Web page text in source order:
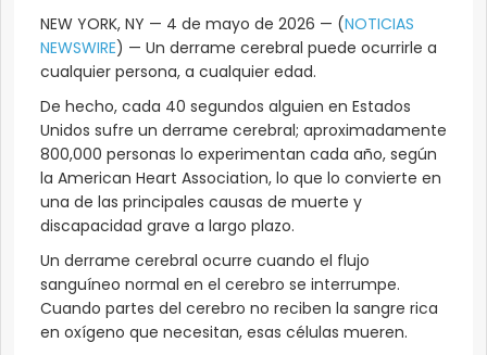
NEW YORK, NY — 4 de mayo de 2026 — (NOTICIAS
NEWSWIRE) — Un derrame cerebral puede ocurrirle a
cualquier persona, a cualquier edad.
De hecho, cada 40 segundos alguien en Estados
Unidos sufre un derrame cerebral; aproximadamente
800,000 personas lo experimentan cada año, según
la American Heart Association, lo que lo convierte en
una de las principales causas de muerte y
discapacidad grave a largo plazo.
Un derrame cerebral ocurre cuando el flujo
sanguíneo normal en el cerebro se interrumpe.
Cuando partes del cerebro no reciben la sangre rica
en oxígeno que necesitan, esas células mueren.